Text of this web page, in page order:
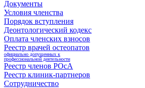
Документы
Условия членства
Порядок вступления
Деонтологический кодекс
Оплата членских взносов
Реестр врачей остеопатов
официально допущенных к
профессиональной деятельности
Реестр членов РОсА
Реестр клиник-партнеров
Сотрудничество